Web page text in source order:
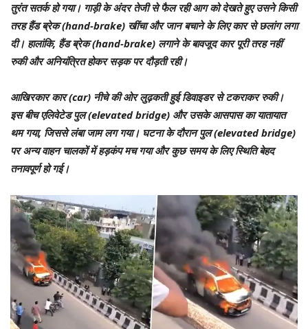
तुरंत सतर्क हो गया। गाड़ी के अंदर तेजी से फैल रही आग को देखते हुए उसने किसी
तरह हैंड ब्रेक (hand-brake) खींचा और जान बचाने के लिए कार से छलांग लगा
दी। हालांकि, हैंड ब्रेक (hand-brake) लगाने के बावजूद कार पूरी तरह नहीं
रुकी और अनियंत्रित होकर सड़क पर दौड़ती रही।
आखिरकार कार (car) नीचे की ओर लुढ़कती हुई डिवाइडर से टकराकर रुकी।
इस बीच एलिवेटेड पुल (elevated bridge) और उसके आसपास का यातायात
थम गया, जिससे लंबा जाम लग गया। घटना के दौरान पुल (elevated bridge)
पर अन्य वाहन चालकों में हड़कंप मच गया और कुछ समय के लिए स्थिति बेहद
तनावपूर्ण हो गई।